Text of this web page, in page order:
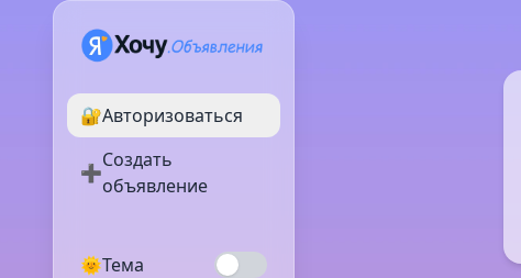
🔐Авторизоваться
➕
Создать
объявление
🌞Тема